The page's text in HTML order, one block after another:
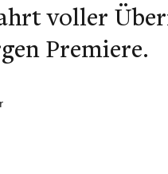
voller
Premiere.